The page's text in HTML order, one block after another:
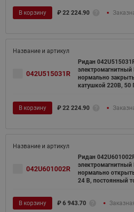
В корзину ₽ 22 224.90
042U515031R
Ридан
электромагнитный
нормально
катушкой 220В, 50
В корзину ₽ 22 224.90
042U601002R
Ридан
электромагнитный
нормально
24 В, постоянный
В корзину ₽ 6 943.70